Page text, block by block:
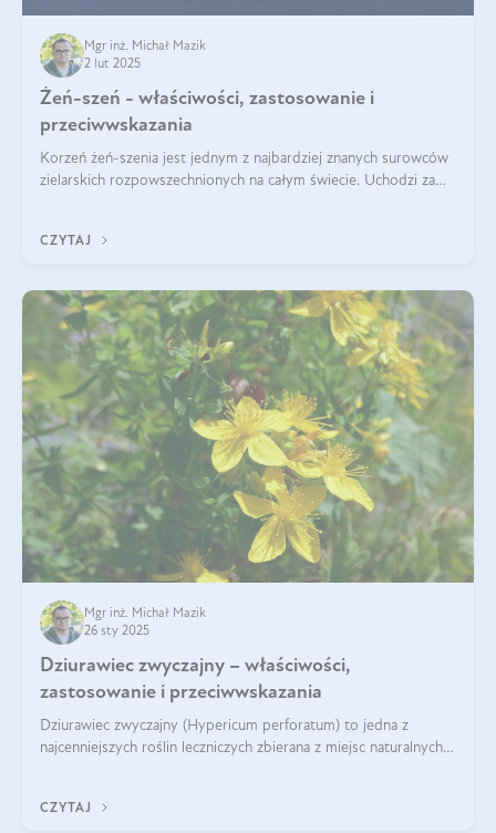
Mgr inż. Michał Mazik
2 lut 2025
Żeń-szeń - właściwości, zastosowanie i
przeciwwskazania
Korzeń żeń-szenia jest jednym z najbardziej znanych surowców
zielarskich rozpowszechnionych na całym świecie. Uchodzi za
CZYTAJ
Mgr inż. Michał Mazik
26 sty 2025
Dziurawiec zwyczajny – właściwości,
zastosowanie i przeciwwskazania
Dziurawiec zwyczajny (Hypericum perforatum) to jedna z
najcenniejszych roślin leczniczych zbierana z miejsc naturalnych i
CZYTAJ